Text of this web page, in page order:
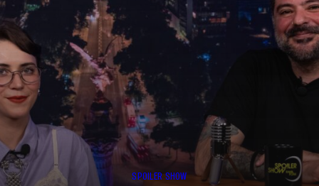
SPOILER SHOW